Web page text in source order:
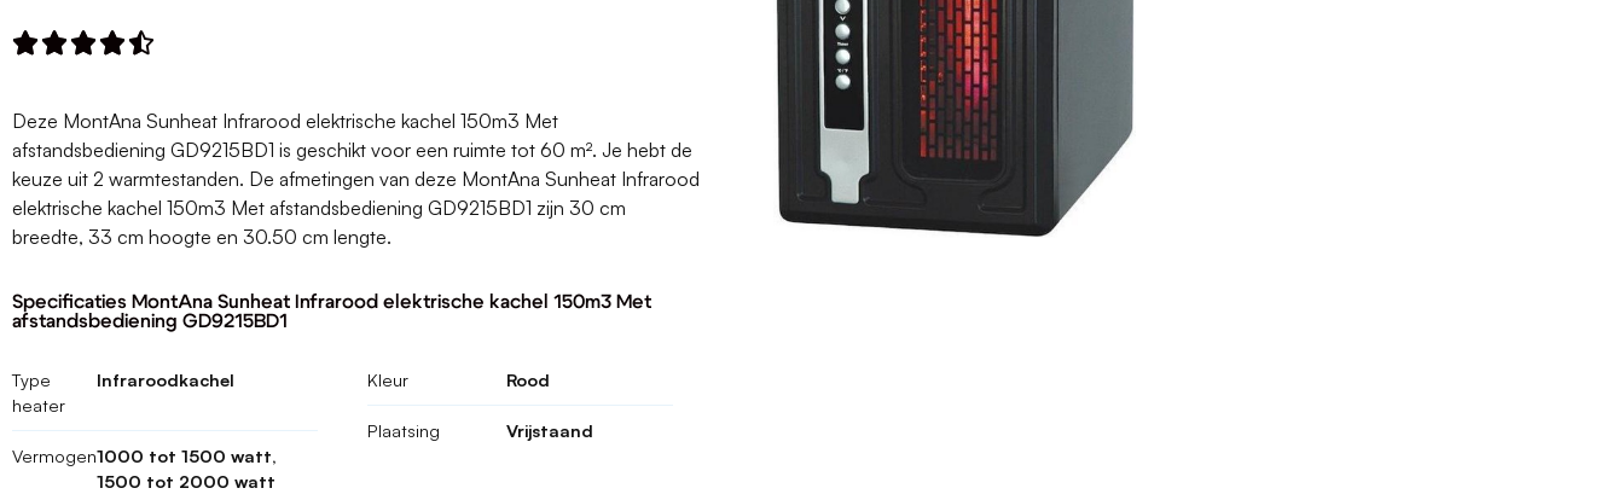

Deze MontAna Sunheat Infrarood elektrische kachel 150m3 Met
afstandsbediening GD9215BD1 is geschikt voor een ruimte tot 60 m². Je hebt de
keuze uit 2 warmtestanden. De afmetingen van deze MontAna Sunheat Infrarood
elektrische kachel 150m3 Met afstandsbediening GD9215BD1 zijn 30 cm
breedte, 33 cm hoogte en 30.50 cm lengte.
Specificaties MontAna Sunheat Infrarood elektrische kachel 150m3 Met
afstandsbediening GD9215BD1
Type
heater
Infraroodkachel
Vermogen1000 tot 1500 watt,
1500 tot 2000 watt
Kleur Rood
Plaatsing Vrijstaand